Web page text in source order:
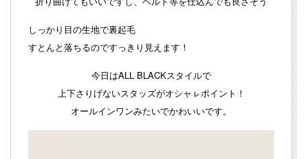
しっかり目の生地で裏起毛
すとんと落ちるのですっきり見えます！
今日はALL BLACKスタイルで
上下さりげないスタッズがオシャㇾポイント！
オールインワンみたいでかわいいです。